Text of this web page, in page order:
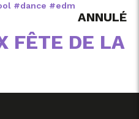
#dance #edm
ANNULÉ
FÊTE DE LA